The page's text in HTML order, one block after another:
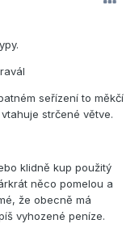
seřízení to měkčí
strčené větve.
klidně kup použitý
něco pomelou a
že obecně má
vyhozené peníze.